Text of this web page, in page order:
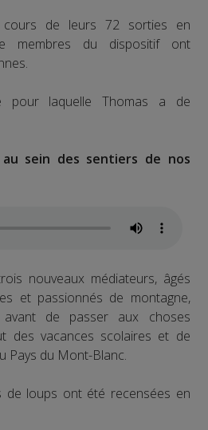
cours de leurs 72 sorties en
membres du dispositif ont
pour laquelle Thomas a de
sein des sentiers de nos
nouveaux médiateurs, âgés
et passionnés de montagne,
de passer aux choses
des vacances scolaires et de
Pays du Mont-Blanc.
de loups ont été recensées en